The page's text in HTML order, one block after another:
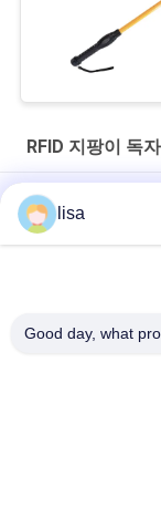
RFID 지팡이 독자
동물성 전자 귀 꼬리
전문 가축 RFID 태
lisa
Good day, what